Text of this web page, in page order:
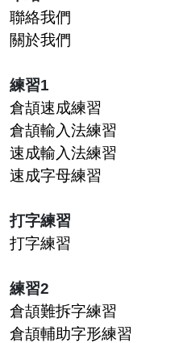
聯絡我們
關於我們
練習1
倉頡速成練習
倉頡輸入法練習
速成輸入法練習
速成字母練習
打字練習
打字練習
練習2
倉頡難拆字練習
倉頡輔助字形練習